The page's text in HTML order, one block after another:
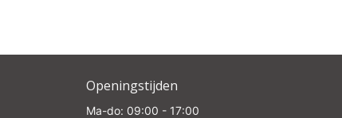
Openingstijden
Ma-do: 09:00 - 17:00